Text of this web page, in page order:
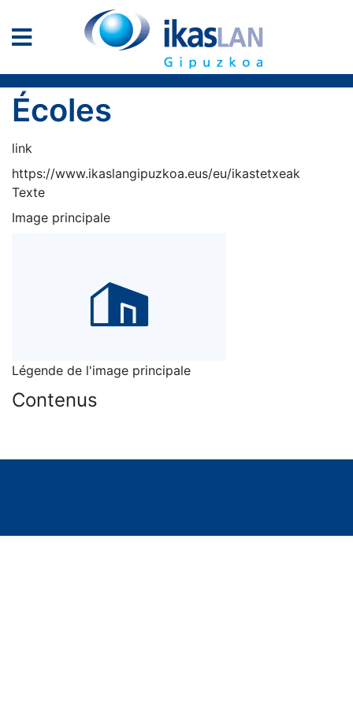
Écoles
link
https://www.ikaslangipuzkoa.eus/eu/ikastetxeak
Texte
Image principale
Légende de l'image principale
Contenus